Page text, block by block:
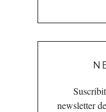
newsletter